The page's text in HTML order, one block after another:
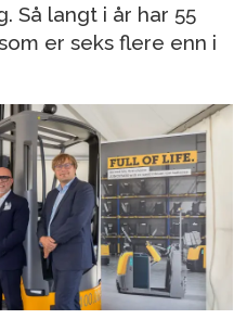
Så langt i år har 55
er seks flere enn i